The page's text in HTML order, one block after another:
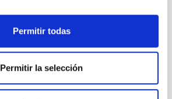
Permitir todas
Permitir la selección